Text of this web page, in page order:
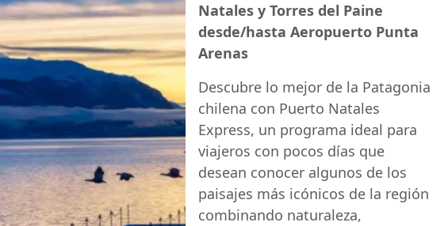
Natales y Torres del Paine
desde/hasta Aeropuerto Punta
Arenas
Descubre lo mejor de la Patagonia
chilena con Puerto Natales
Express, un programa ideal para
viajeros con pocos días que
desean conocer algunos de los
paisajes más icónicos de la región
combinando naturaleza,